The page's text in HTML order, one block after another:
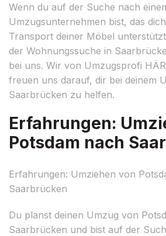
Wenn du auf der Suche nach
Umzugsunternehmen bist, das
Transport deiner Möbel
der Wohnungssuche in
bei uns. Wir von Umzugsprofi
freuen uns darauf, dir bei deinem
Saarbrücken zu helfen.
Erfahrungen:
Potsdam nach
Erfahrungen: Umziehen von
Saarbrücken
Du planst deinen Umzug von
Saarbrücken und bist auf der